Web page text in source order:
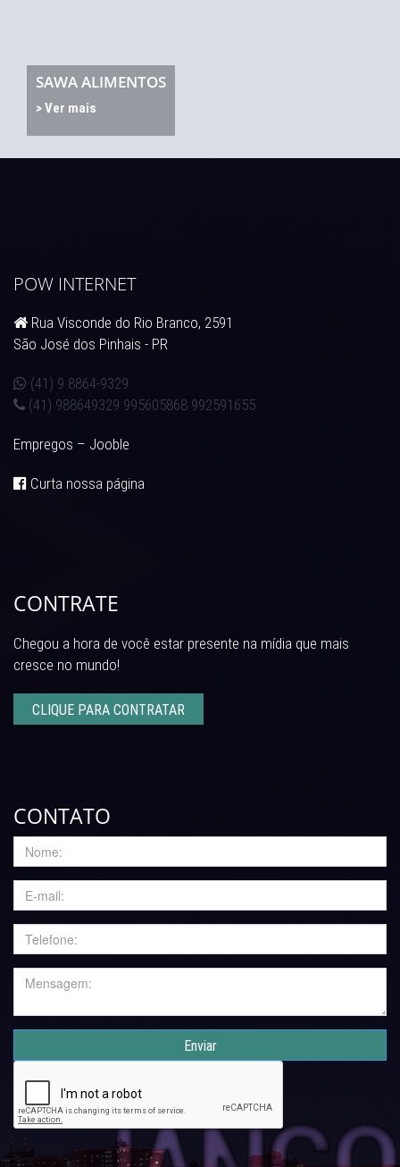
SAWA ALIMENTOS
> Ver mais
POW INTERNET
Rua Visconde do Rio Branco, 2591
São José dos Pinhais - PR
(41) 9 8864-9329
(41) 988649329 995605868 992591655
Empregos – Jooble
Curta nossa página
CONTRATE
Chegou a hora de você estar presente na mídia que mais
cresce no mundo!
CLIQUE PARA CONTRATAR
CONTATO
Enviar